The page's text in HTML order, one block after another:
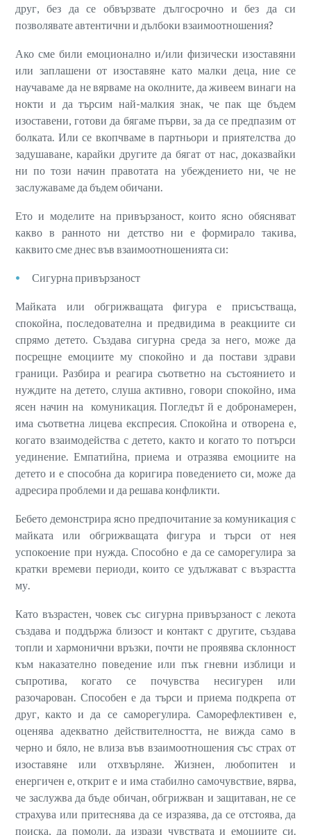
друг, без да се обвързвате дългосрочно и без да си
позволявате автентични и дълбоки взаимоотношения?
Ако сме били емоционално и/или физически изоставяни
или заплашени от изоставяне като малки деца, ние се
научаваме да не вярваме на околните, да живеем винаги на
нокти и да търсим най-малкия знак, че пак ще бъдем
изоставени, готови да бягаме първи, за да се предпазим от
болката. Или се вкопчваме в партньори и приятелства до
задушаване, карайки другите да бягат от нас, доказвайки
ни по този начин правотата на убеждението ни, че не
заслужаваме да бъдем обичани.
Ето и моделите на привързаност, които ясно обясняват
какво в ранното ни детство ни е формирало такива,
каквито сме днес във взаимоотношенията си:
Сигурна привързаност
Майката или обгрижващата фигура е присъстваща,
спокойна, последователна и предвидима в реакциите си
спрямо детето. Създава сигурна среда за него, може да
посрещне емоциите му спокойно и да постави здрави
граници. Разбира и реагира съответно на състоянието и
нуждите на детето, слуша активно, говори спокойно, има
ясен начин на комуникация. Погледът й е добронамерен,
има съответна лицева експресия. Спокойна и отворена е,
когато взаимодейства с детето, както и когато то потърси
уединение. Емпатийна, приема и отразява емоциите на
детето и е способна да коригира поведението си, може да
адресира проблеми и да решава конфликти.
Бебето демонстрира ясно предпочитание за комуникация с
майката или обгрижващата фигура и търси от нея
успокоение при нужда. Способно е да се саморегулира за
кратки времеви периоди, които се удължават с възрастта
му.
Като възрастен, човек със сигурна привързаност с лекота
създава и поддържа близост и контакт с другите, създава
топли и хармонични връзки, почти не проявява склонност
към наказателно поведение или пък гневни изблици и
съпротива, когато се почувства несигурен или
разочарован. Способен е да търси и приема подкрепа от
друг, както и да се саморегулира. Саморефлективен е,
оценява адекватно действителността, не вижда само в
черно и бяло, не влиза във взаимоотношения със страх от
изоставяне или отхвърляне. Жизнен, любопитен и
енергичен е, открит е и има стабилно самочувствие, вярва,
че заслужва да бъде обичан, обгрижван и защитаван, не се
страхува или притеснява да се изразява, да се отстоява, да
поиска, да помоли, да изрази чувствата и емоциите си.